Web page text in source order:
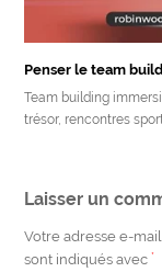
Penser le team
Team building
trésor, rencontres
Laisser un
Votre adresse e-
sont indiqués avec *